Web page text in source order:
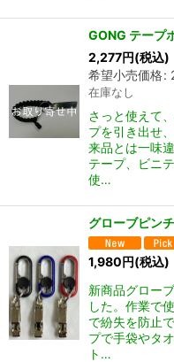
GONG テープ
2,277円(税込)
希望小売価格:
在庫なし
さっと使えて
プを引き出せ
来品とは一味
テープ、ビニ
使…
グローブピンチ
1,980円(税込)
新商品グロー
した。作業で
で紛失を防止
プで手袋やタ
ト…